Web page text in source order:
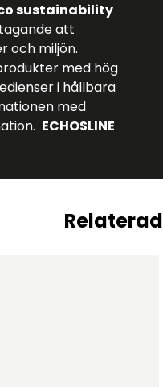
sustainability
att
och miljön.
med hög
i hållbara
med
ECHOSLINE